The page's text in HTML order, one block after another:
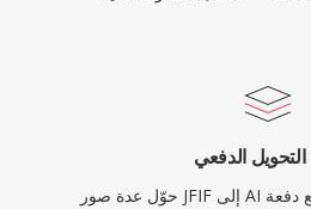
الدفعي
حوّل عدة صور JFIF إلى AI في جلسة واحدة. ارفع دفعة